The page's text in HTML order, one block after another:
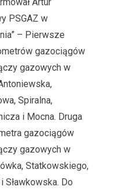
Artur
PSGAZ w
– Pierwsze
gazociągów
gazowych w
Spiralna,
i Mocna. Druga
gazociągów
gazowych w
Statkowskiego,
Do